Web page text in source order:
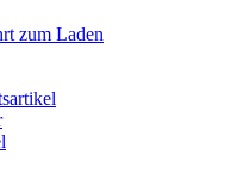
zum Laden